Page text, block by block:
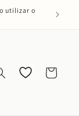
utilizar o
Os meus
favoritos
Carrinho